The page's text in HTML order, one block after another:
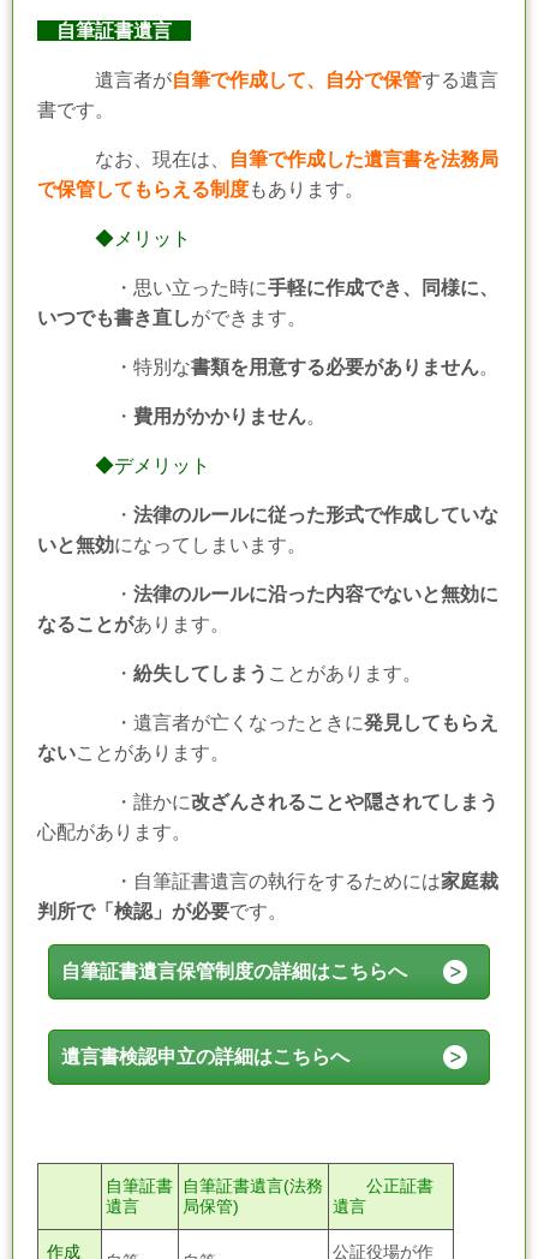
自筆証書遺言
遺言者が自筆で作成して、自分で保管する遺言
書です。
なお、現在は、
自筆で作成した遺言書を法務局
で保管してもらえる制度もあります。
◆メリット
・思い立った時に手軽に作成でき、同様に、
いつでも書き直しができます。
・特別な書類を用意する必要がありません。
・ 費用がかかりません。
◆デメリット
・ 法律のルールに従った形式で作成していな
いと無効になってしまいます。
・ 法律のルールに沿った内容でないと無効に
なることがあります。
・ 紛失してしまう ことがあります。
・遺言者が亡くなったときに発見してもらえ
ないことがあります。
・誰かに改ざんされることや隠されてしまう
心配があります。
・自筆証書遺言の執行をするためには家庭裁
判所で「検認」が必要です。
自筆証書遺言保管制度の詳細はこちらへ
遺言書検認申立の詳細はこちらへ
自筆証書
遺言
自筆証書遺言(法務
局保管)
公正証書
遺言
作成
公証役場が作